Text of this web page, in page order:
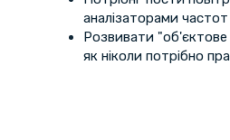
аналізаторами
Розвивати
як ніколи потрібно